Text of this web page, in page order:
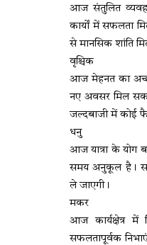
आज संतुलित
कार्यों में सफलता
से मानसिक शांति
वृश्चिक
आज मेहनत का
नए अवसर मिल
जल्दबाजी में कोई
धनु
आज यात्रा के योग
समय अनुकूल है।
ले जाएगी।
मकर
आज कार्यक्षेत्र में
सफलतापूर्वक